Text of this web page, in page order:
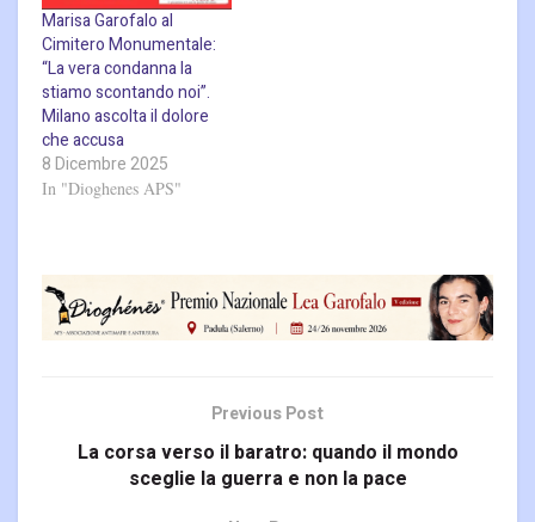
Marisa Garofalo al
Cimitero Monumentale:
“La vera condanna la
stiamo scontando noi”.
Milano ascolta il dolore
che accusa
8 Dicembre 2025
In "Dioghenes APS"
Previous Post
La corsa verso il baratro: quando il mondo
sceglie la guerra e non la pace